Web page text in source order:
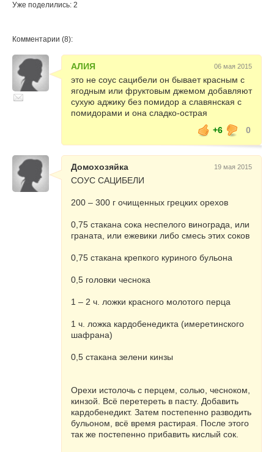
Уже поделились: 2
Комментарии (8):
АЛИЯ 06 мая 2015
это не соус сацибели он бывает красным с
ягодным или фруктовым джемом добавляют
сухую аджику без помидор а славянская с
помидорами и она сладко-острая
+6
0
Домохозяйка 19 мая 2015
СОУС САЦИБЕЛИ
200 – 300 г очищенных грецких орехов
0,75 стакана сока неспелого винограда, или
граната, или ежевики либо смесь этих соков
0,75 стакана крепкого куриного бульона
0,5 головки чеснока
1 – 2 ч. ложки красного молотого перца
1 ч. ложка кардобенедикта (имеретинского
шафрана)
0,5 стакана зелени кинзы
Орехи истолочь с перцем, солью, чесноком,
кинзой. Всё перетереть в пасту. Добавить
кардобенедикт. Затем постепенно разводить
бульоном, всё время растирая. После этого
так же постепенно прибавить кислый сок.